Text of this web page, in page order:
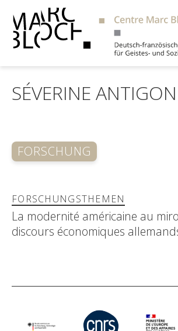
SÉVERINE
FORSCHUNG
FORSCHUNGSTHEMEN
La modernité américaine au
discours économiques